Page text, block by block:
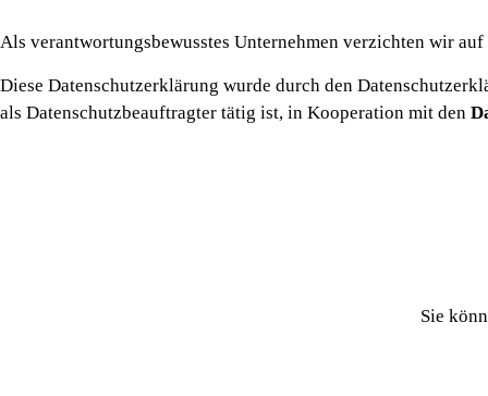
Als verantwortungsbewusstes Unternehmen verzichten wir
Diese Datenschutzerklärung wurde durch den
als Datenschutzbeauftragter tätig ist, in Kooperation mit den
Sie